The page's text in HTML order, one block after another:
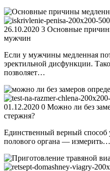
26.10.2020 3 Основные
мужчин
Если у мужчины медленная
эректильной дисфункции.
позволяет…
01.12.2020 0 Можно ли без
стержня?
Единственный верный способ
полового органа — измерить…